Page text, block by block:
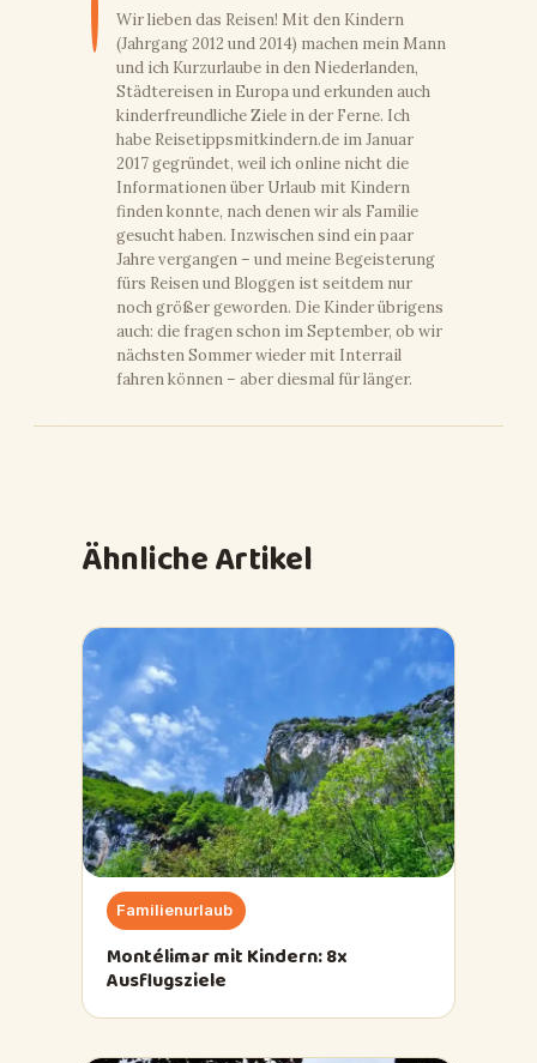
Wir lieben das Reisen! Mit den Kindern
(Jahrgang 2012 und 2014) machen mein Mann
und ich Kurzurlaube in den Niederlanden,
Städtereisen in Europa und erkunden auch
kinderfreundliche Ziele in der Ferne. Ich
habe Reisetippsmitkindern.de im Januar
2017 gegründet, weil ich online nicht die
Informationen über Urlaub mit Kindern
finden konnte, nach denen wir als Familie
gesucht haben. Inzwischen sind ein paar
Jahre vergangen – und meine Begeisterung
fürs Reisen und Bloggen ist seitdem nur
noch größer geworden. Die Kinder übrigens
auch: die fragen schon im September, ob wir
nächsten Sommer wieder mit Interrail
fahren können – aber diesmal für länger.
Ähnliche Artikel
Familienurlaub
Montélimar mit Kindern: 8x
Ausflugsziele